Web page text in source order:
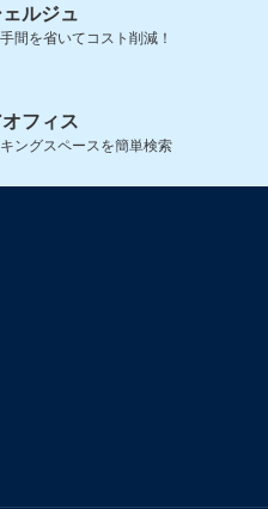
ルジュ
間を省いてコスト削減！
フィス
ングスペースを簡単検索